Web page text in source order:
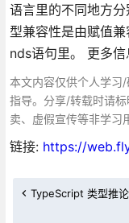
语言里的不同地方
型兼容性是由赋值
nds语句里。 更多
本文内容仅供个人学习
指导。分享/转载时请
卖、虚假宣传等非学习
链接: https://
TypeScript 类型推论